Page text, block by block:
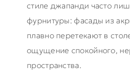
стиле джапанди часто
фурнитуры: фасады из
плавно перетекают в
ощущение спокойного,
пространства.